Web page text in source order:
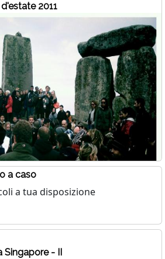
2011
a caso
a tua disposizione
- II